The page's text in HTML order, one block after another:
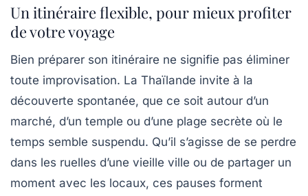
Un itinéraire flexible, pour mieux profiter
de votre voyage
Bien préparer son itinéraire ne signifie pas éliminer
toute improvisation. La Thaïlande invite à la
découverte spontanée, que ce soit autour d’un
marché, d’un temple ou d’une plage secrète où le
temps semble suspendu. Qu’il s’agisse de se perdre
dans les ruelles d’une vieille ville ou de partager un
moment avec les locaux, ces pauses forment